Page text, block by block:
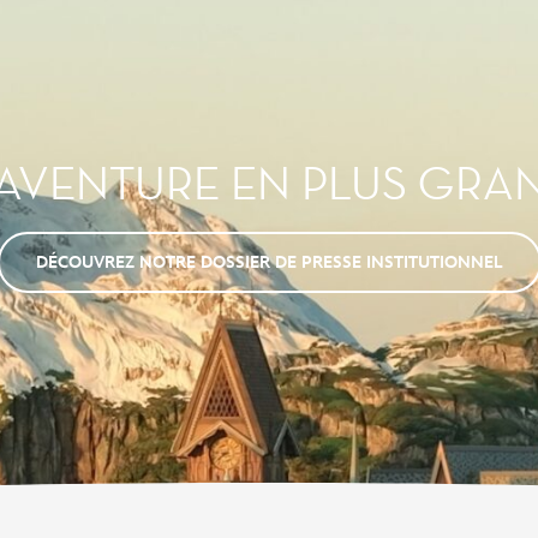
EN PLUS
DÉCOUVREZ NOTRE DOSSIER DE PRESSE INSTITUTIONNEL